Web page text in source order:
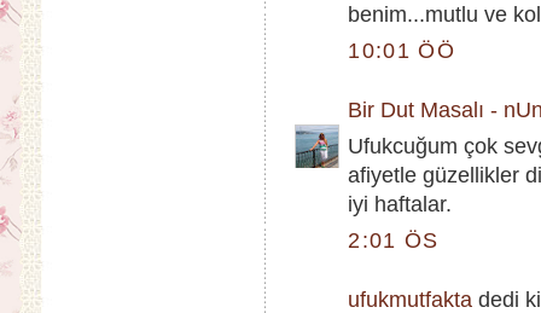
benim...mutlu ve
10:01 ÖÖ
Bir Dut Masalı -
Ufukcuğum çok
afiyetle güzellikler
iyi haftalar.
2:01 ÖS
ufukmutfakta dedi